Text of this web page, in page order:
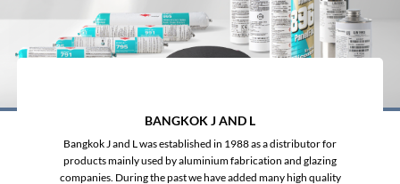
BANGKOK J AND L
Bangkok J and L was established in 1988 as a distributor for
products mainly used by aluminium fabrication and glazing
companies. During the past we have added many high quality